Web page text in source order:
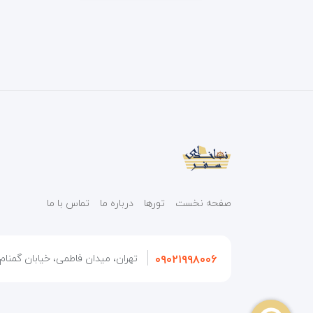
صفحه نخست تورها درباره ما تماس با ما
۰۹۰۲۱۹۹۸۰۰۶ تهران، میدان فاطمی، خیابان گمنام،